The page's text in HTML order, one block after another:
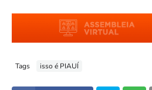
Tags isso é PIAUÍ